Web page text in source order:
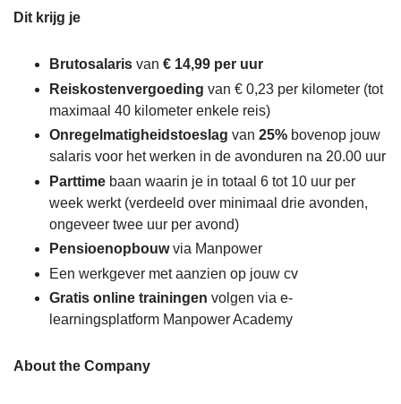
Dit krijg je
Brutosalaris van € 14,99 per uur
Reiskostenvergoeding van € 0,23 per kilometer (tot
maximaal 40 kilometer enkele reis)
Onregelmatigheidstoeslag van 25% bovenop jouw
salaris voor het werken in de avonduren na 20.00 uur
Parttime baan waarin je in totaal 6 tot 10 uur per
week werkt (verdeeld over minimaal drie avonden,
ongeveer twee uur per avond)
Pensioenopbouwvia Manpower
Een werkgever met aanzien op jouw cv
Gratis online trainingen volgen via e-
learningsplatform Manpower Academy
About the Company